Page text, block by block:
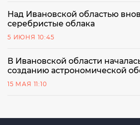
Над Ивановской областью
серебристые облака
5 ИЮНЯ 10:45
В Ивановской области
созданию астрономической
15 МАЯ 11:10